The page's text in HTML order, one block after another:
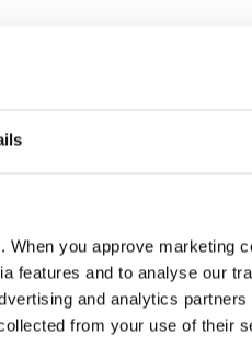
you approve marketing
features and to analyse our
and analytics
from your use of their